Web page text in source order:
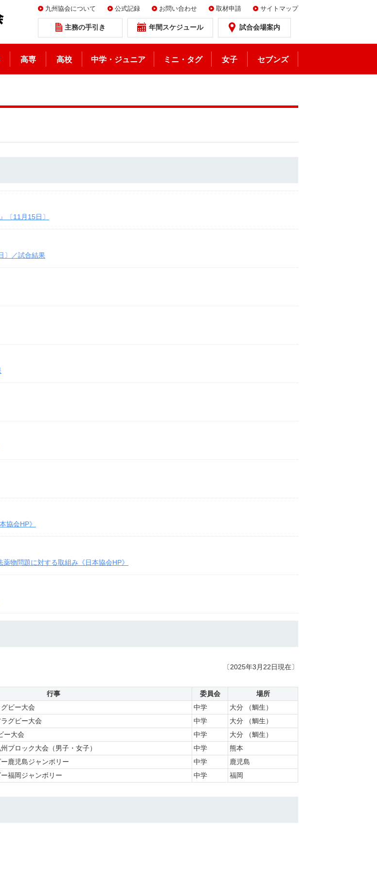
九州協会について 公式記録 お問い合わせ 取材申請 サイトマップ
主務の手引き 年間スケジュール 試合会場案内
高専 高校 中学・ジュニア ミニ・タグ 女子 セブンズ
〔11月15日〕
〕／試合結果
協会HP》
物問題に対する取組み《日本協会HP》
〔2025年3月22日現在〕
行事 委員会
場所
ビー大会 中学 大分 （鯛生）
グビー大会 中学
大分 （鯛生）
ー大会 中学
大分 （鯛生）
ブロック大会（男子・女子） 中学
熊本
鹿児島ジャンボリー 中学
鹿児島
福岡ジャンボリー 中学 福岡